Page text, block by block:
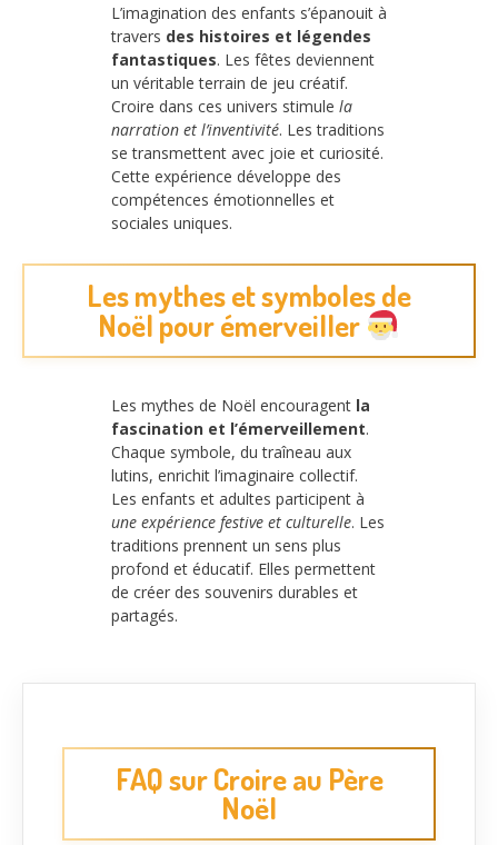
L’imagination des enfants s’épanouit à
travers des histoires et légendes
fantastiques. Les fêtes deviennent
un véritable terrain de jeu créatif.
Croire dans ces univers stimule la
narration et l’inventivité. Les traditions
se transmettent avec joie et curiosité.
Cette expérience développe des
compétences émotionnelles et
sociales uniques.
Les mythes et symboles de
Noël pour émerveiller
Les mythes de Noël encouragent la
fascination et l’émerveillement.
Chaque symbole, du traîneau aux
lutins, enrichit l’imaginaire collectif.
Les enfants et adultes participent à
une expérience festive et culturelle. Les
traditions prennent un sens plus
profond et éducatif. Elles permettent
de créer des souvenirs durables et
partagés.
FAQ sur Croire au Père
Noël